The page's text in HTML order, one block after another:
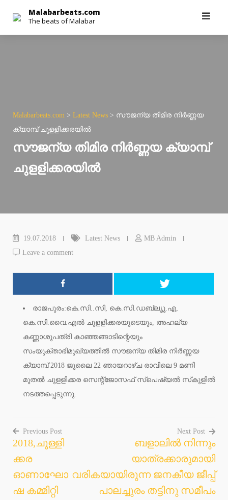
content
Malabarbeats.com
The beats of Malabar
Malabarbeats.com > Latest News > സൗജന്യ തിമിര നിര്‍ണ്ണയ
ക്യാമ്പ് ചുളളിക്കരയില്‍
സൗജന്യ തിമിര നിര്‍ണ്ണയ ക്യാമ്പ്
ചുളളിക്കരയില്‍
19.07.2018 Latest News
MB Admin
Leave a comment
രാജപുരം:കെ.സി..സി, കെ.സി.ഡബ്ലൃൂ.എ,
കെ.സി.വൈ.എല്‍ ചുളളിക്കരയുടെയും, അഹല്യ
കണ്ണാശുപത്രി കാഞ്ഞങ്ങാടിന്റെയും
സംയുക്താഭിമുഖ്യത്തില്‍ സൗജന്യ തിമിര നിര്‍ണ്ണയ
ക്യാമ്പ് 2018 ജൂലൈ 22 ഞായറാഴ്ച രാവിലെ 9 മണി
മുതല്‍ ചുളളിക്കര സെന്റ്‌ജോസഫ് സ്‌പെഷ്യല്‍ സ്‌കുളില്‍
നടത്തപ്പെടുന്നു.
Post
navigation
Previous Post
2018,ചുള്ളി
ക്കര
ഓണാഘോ
ഷ കമ്മിറ്റി
Next Post
ബളാലില്‍ നിന്നും
യാത്രക്കാരുമായി
വരികയായിരുന്ന ജനകീയ ജീപ്പ്
പാലച്ചുരം തട്ടിനു സമീപം